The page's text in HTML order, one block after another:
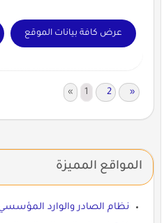
عرض كافة بيانات الموقع
« 2 »
المواقع المميزة
نظام الصادر والوارد المؤسسي